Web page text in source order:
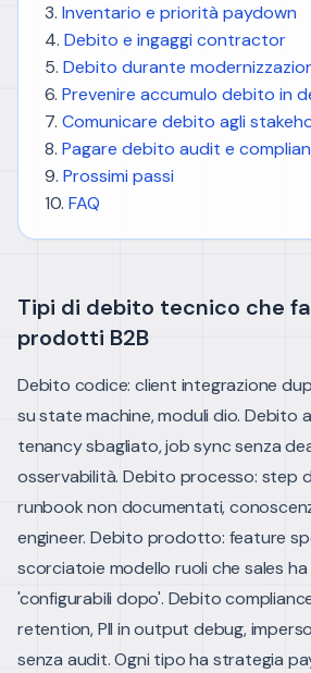
Inventario e priorità paydown
Debito e ingaggi contractor
Debito durante
Prevenire accumulo debito in
Comunicare debito agli
Pagare debito audit e
Prossimi passi
FAQ
Tipi di debito tecnico che
prodotti B2B
Debito codice: client integrazione
su state machine, moduli dio. Debito
tenancy sbagliato, job sync senza
osservabilità. Debito processo: step
runbook non documentati,
engineer. Debito prodotto: feature
scorciatoie modello ruoli che sales
'configurabili dopo'. Debito
retention, PII in output debug,
senza audit. Ogni tipo ha strategia